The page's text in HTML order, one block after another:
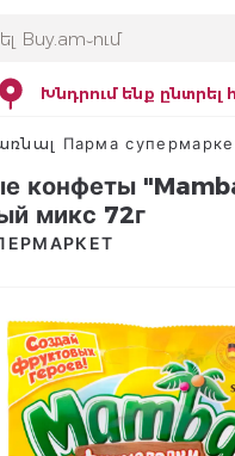
Խնդրում ենք ընտրել
Парма
конфеты
микс 72г